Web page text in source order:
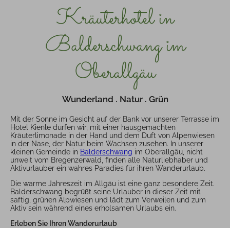
Kräuterhotel in
Balderschwang im
Oberallgäu
Wunderland . Natur . Grün
Mit der Sonne im Gesicht auf der Bank vor unserer Terrasse im
Hotel Kienle dürfen wir, mit einer hausgemachten
Kräuterlimonade in der Hand und dem Duft von Alpenwiesen
in der Nase, der Natur beim Wachsen zusehen. In unserer
kleinen Gemeinde in Balderschwang im Oberallgäu, nicht
unweit vom Bregenzerwald, finden alle Naturliebhaber und
Aktivurlauber ein wahres Paradies für ihren Wanderurlaub.
Die warme Jahreszeit im Allgäu ist eine ganz besondere Zeit.
Balderschwang begrüßt seine Urlauber in dieser Zeit mit
saftig, grünen Alpwiesen und lädt zum Verweilen und zum
Aktiv sein während eines erholsamen Urlaubs ein.
Erleben Sie Ihren Wanderurlaub